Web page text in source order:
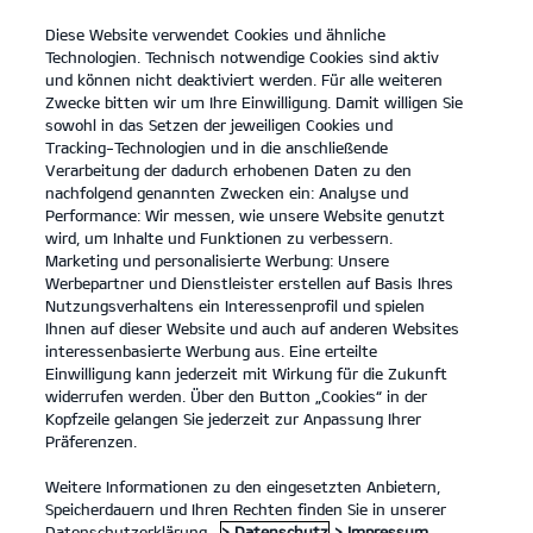
open
menu
KONTAKT
... ANGEBOTE
KIA SERVICEANGEBOTE
Angebote
Unsere Service Angebote.
Wir haben eine Reihe von Service Angeboten für Kia Besitzer,
Diese Website verwendet Cookies und ähnliche
Technologien. Technisch notwendige Cookies sind aktiv
und können nicht deaktiviert werden. Für alle weiteren
Zwecke bitten wir um Ihre Einwilligung. Damit willigen Sie
sowohl in das Setzen der jeweiligen Cookies und
Tracking-Technologien und in die anschließende
Verarbeitung der dadurch erhobenen Daten zu den
nachfolgend genannten Zwecken ein: Analyse und
Performance: Wir messen, wie unsere Website genutzt
wird, um Inhalte und Funktionen zu verbessern.
Marketing und personalisierte Werbung: Unsere
Werbepartner und Dienstleister erstellen auf Basis Ihres
Nutzungsverhaltens ein Interessenprofil und spielen
Ihnen auf dieser Website und auch auf anderen Websites
interessenbasierte Werbung aus. Eine erteilte
Einwilligung kann jederzeit mit Wirkung für die Zukunft
widerrufen werden. Über den Button „Cookies“ in der
Kopfzeile gelangen Sie jederzeit zur Anpassung Ihrer
Präferenzen.
Weitere Informationen zu den eingesetzten Anbietern,
Speicherdauern und Ihren Rechten finden Sie in unserer